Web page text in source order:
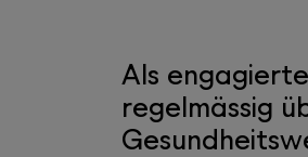
Als
regelmässig